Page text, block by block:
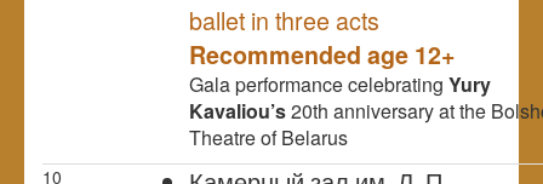
ballet in three acts
Recommended age 12+
Gala performance celebrating Yury
Kavaliou’s20th anniversary at the
Theatre of Belarus
10